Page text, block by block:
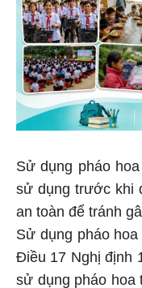
Sử dụng pháo
sử dụng trước khi
an toàn để tránh
Sử dụng pháo
Điều 17 Nghị định
sử dụng pháo hoa